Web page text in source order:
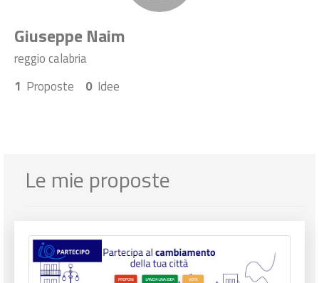
Giuseppe Naim
reggio calabria
1 Proposte 0Idee
Le mie proposte